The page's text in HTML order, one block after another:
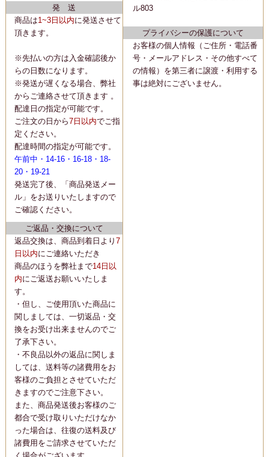
発 送
商品は1~3日以内に発送させて
頂きます。
※先払いの方は入金確認後か
らの日数になります。
※発送が遅くなる場合、弊社
からご連絡させて頂きます 。
配達日の指定が可能です。
ご注文の日から7日以内でご指
定ください。
配達時間の指定が可能です。
午前中・14-16・16-18・18-
20・19-21
発送完了後、「商品発送メー
ル」をお送りいたしますので
ご確認ください。
ご返品・交換について
返品交換は、商品到着日より 7
日以内にご連絡いただき
商品のほうを弊社まで14日以
内にご返送お願いいたしま
す。
・但し、ご使用頂いた商品に
関しましては、一切返品・交
換をお受け出来ませんのでご
了承下さい。
・不良品以外の返品に関しま
しては、送料等の諸費用をお
客様のご負担とさせていただ
きますのでご注意下さい。
また、商品発送後お客様のご
都合で受け取りいただけなか
った場合は、往復の送料及び
諸費用をご請求させていただ
ル803
プライバシーの保護について
お客様の個人情報（ご住所・電話番
号・メールアドレス・その他すべて
の情報）を第三者に譲渡・利用する
事は絶対にございません。